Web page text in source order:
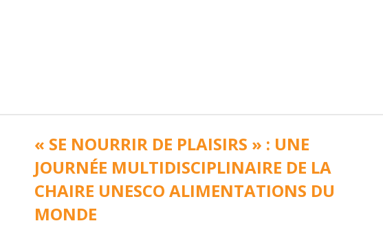
« SE NOURRIR DE PLAISIRS » : UNE
JOURNÉE MULTIDISCIPLINAIRE DE LA
CHAIRE UNESCO ALIMENTATIONS DU
MONDE